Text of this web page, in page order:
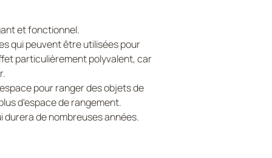
et fonctionnel.
qui peuvent être utilisées pour
particulièrement polyvalent, car
pour ranger des objets de
d'espace de rangement.
de nombreuses années.